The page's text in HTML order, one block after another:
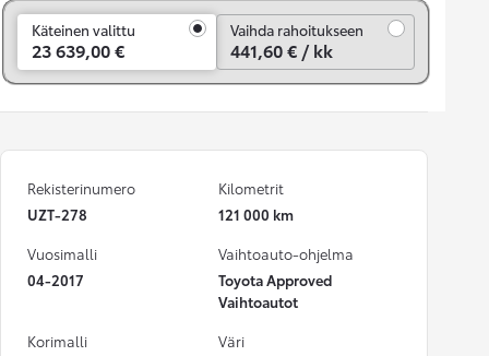
Käteinen valittu
23 639,00 €
Vaihda rahoitukseen
441,60 € / kk
Rekisterinumero
UZT-278
Kilometrit
121 000 km
Vuosimalli
04-2017
Vaihtoauto-ohjelma
Toyota Approved
Vaihtoautot
Korimalli
Väri